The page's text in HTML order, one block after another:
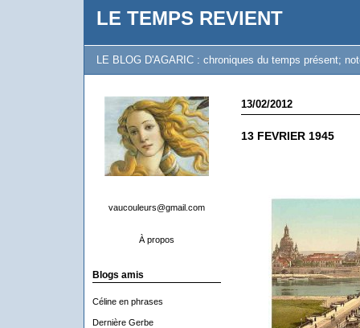
LE TEMPS REVIENT
LE BLOG D'AGARIC : chroniques du temps présent;
vaucouleurs@gmail.com
À propos
Blogs amis
Céline en phrases
Dernière Gerbe
13/02/2012
13 FEVRIER 1945